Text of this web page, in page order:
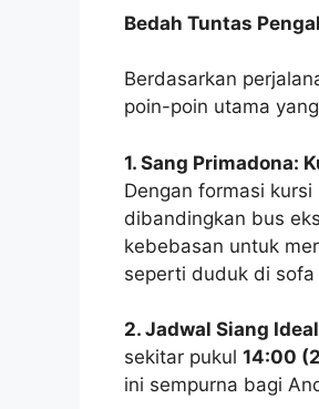
Bedah Tuntas
Berdasarkan
poin-poin utama
1. Sang Primadona:
Dengan formasi
dibandingkan bus
kebebasan untuk
seperti duduk di
2. Jadwal Siang
sekitar pukul 14:00
ini sempurna bagi